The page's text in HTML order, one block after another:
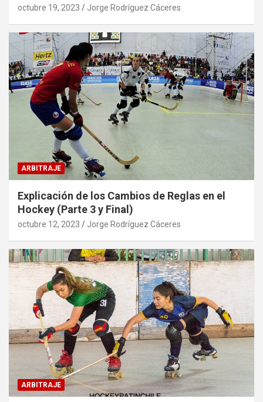
octubre 19, 2023 Jorge Rodríguez Cáceres
ARBITRAJE
Explicación de los Cambios de Reglas en el
Hockey (Parte 3 y Final)
octubre 12, 2023 Jorge Rodríguez Cáceres
ARBITRAJE